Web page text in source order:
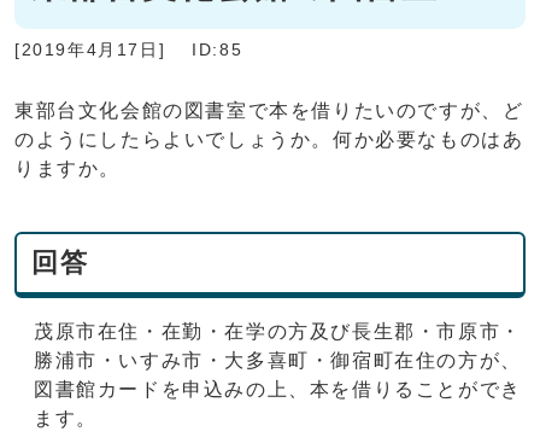
[2019年4月17日] ID:85
東部台文化会館の図書室で本を借りたいのですが、ど
のようにしたらよいでしょうか。何か必要なものはあ
りますか。
回答
茂原市在住・在勤・在学の方及び長生郡・市原市・
勝浦市・いすみ市・大多喜町・御宿町在住の方が、
図書館カードを申込みの上、本を借りることができ
ます。